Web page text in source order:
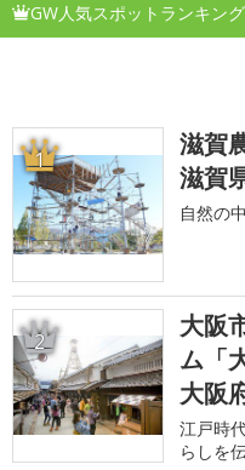
GW人気スポットランキン
1
滋賀
滋賀
自然の
2
大阪
ム「
大阪
江戸時
らしを